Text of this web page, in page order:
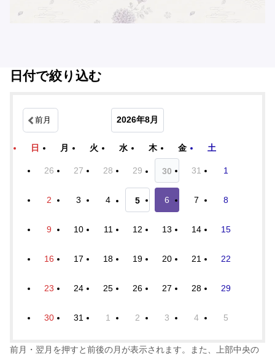
日付で絞り込む
前月 2026年8月
日 月 火 水 木 金 土
26 27 28 29 30 31 1
2 3 4 5 6 7 8
9 10 11 12 13 14 15
16 17 18 19 20 21 22
23 24 25 26 27 28 29
30 31 1 2 3 4 5
前月・翌月を押すと前後の月が表示されます。また、上部中央の